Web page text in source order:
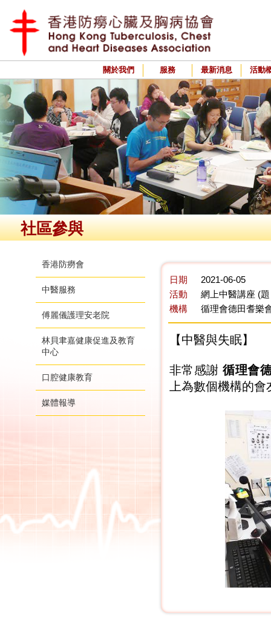
關於我們 服務 最新消息 活動
社區參與
香港防癆會
中醫服務
傅麗儀護理安老院
林貝聿嘉健康促進及教育
中心
口腔健康教育
媒體報導
日期
2021-06-05
活動
網上中醫講座 (
機構
循理會德田耆樂
【中醫與失眠】
非常感謝循理會
上為數個機構的